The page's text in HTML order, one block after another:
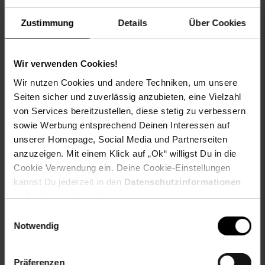
Zustimmung Details Über Cookies
Wir verwenden Cookies!
Wir nutzen Cookies und andere Techniken, um unsere
Seiten sicher und zuverlässig anzubieten, eine Vielzahl
von Services bereitzustellen, diese stetig zu verbessern
sowie Werbung entsprechend Deinen Interessen auf
unserer Homepage, Social Media und Partnerseiten
anzuzeigen. Mit einem Klick auf „Ok“ willigst Du in die
Cookie Verwendung ein. Deine Cookie-Einstellungen
kannst Du jederzeit in den Datenschutzinformationen
ändern bzw. widerrufen.
Notwendig
Präferenzen
Verantwortliche Person für die EU: glaskoch B. Koch
jr. GmbH & Co. KG, Industriestraße 23, 33014 Bad
Driburg, Deutschland, service@glaskoch.de
Produkttyp: Latte Macchiato Gläser-Set (1/2/3)
Grundpreispflicht: Nein
Kollektion Serie: GOCCE
Lieferungsumfang: 6x Glas
Marke: LEONARDO
Material: Glas
Merkmal: Spülmaschinengeeignet,
Temperaturbeständig bis max. 100°C
Inhalt (in ml): 390
Set-Größe: 6er Set
Maßangabe: 60 ml
Gewählte Variante: